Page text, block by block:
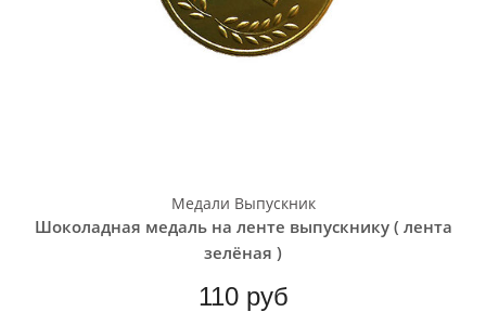
Медали Выпускник
Шоколадная медаль на ленте выпускнику ( лента
зелёная )
110 руб